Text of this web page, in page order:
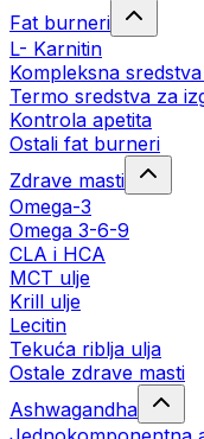
Fat burneri
L- Karnitin
Kompleksna
Termo sredstva za
Kontrola apetita
Ostali fat burneri
Zdrave masti
Omega-3
Omega 3-6-9
CLA i HCA
MCT ulje
Krill ulje
Lecitin
Tekuća riblja ulja
Ostale zdrave masti
Ashwagandha